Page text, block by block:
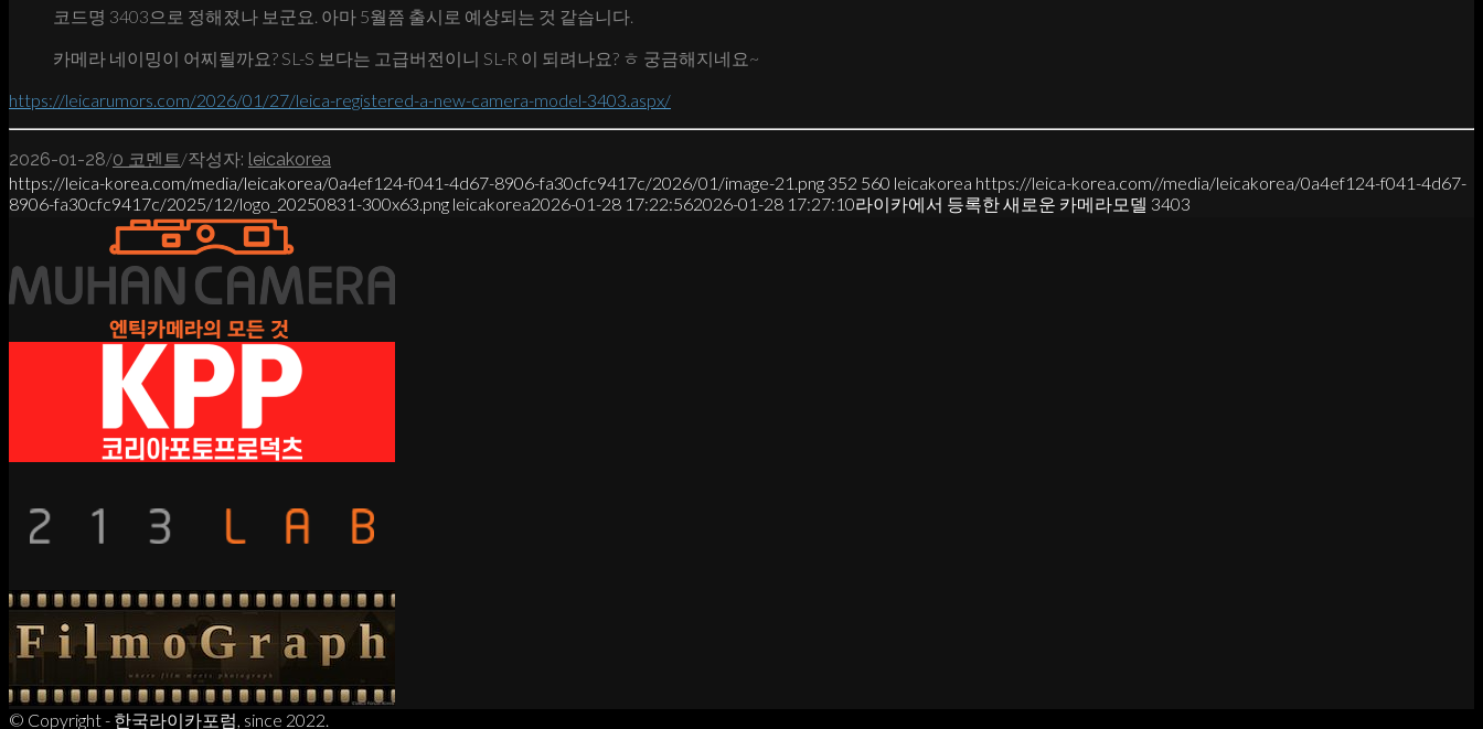
코드명 3403으로 정해졌나 보군요. 아마 5월쯤 출시로 예상되는 것 같습니다.
카메라 네이밍이 어찌될까요? SL-S 보다는 고급버전이니 SL-R 이 되려나요? ㅎ 궁금해지네요~
https://leicarumors.com/2026/01/27/leica-registered-a-new-camera-model-3403.aspx/
2026-01-28/0 코멘트/작성자: leicakorea
https://leica-korea.com/media/leicakorea/0a4ef124-f041-4d67-8906-fa30cfc9417c/2026/01/image-21.png 352 560 leicakorea https://leica-korea.com//media/leicakorea/0a4ef124-f041-4d67-
8906-fa30cfc9417c/2025/12/logo_20250831-300x63.png leicakorea2026-01-28 17:22:562026-01-28 17:27:10라이카에서 등록한 새로운 카메라모델 3403
© Copyright - 한국라이카포럼, since 2022.